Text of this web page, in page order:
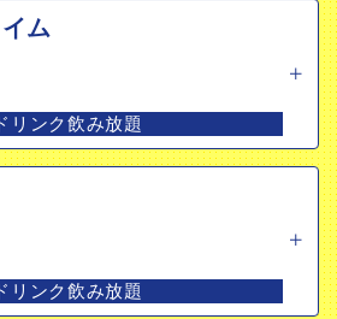
ム
リンク飲み放題
リンク飲み放題